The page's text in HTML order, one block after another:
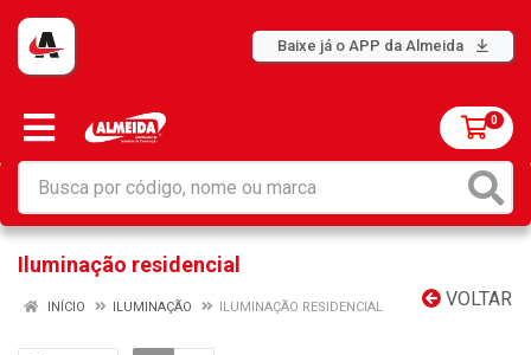
Baixe já o APP da Almeida
0
Iluminação residencial
VOLTAR
INÍCIO ILUMINAÇÃO ILUMINAÇÃO RESIDENCIAL